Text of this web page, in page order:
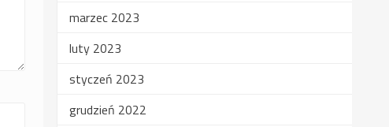
marzec 2023
luty 2023
styczeń 2023
grudzień 2022